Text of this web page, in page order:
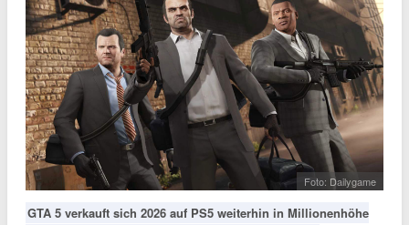
Foto: Dailygame
GTA 5 verkauft sich 2026 auf PS5 weiterhin in Millionenhöhe